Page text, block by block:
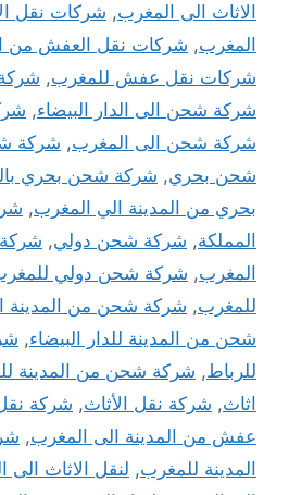
الاثاث الى المغرب, شركات نقل
المغرب, شركات نقل العفش من
شركات نقل عفش للمغرب,
شركة شحن الى الدار البيضاء,
شركة شحن الى المغرب, شركة
شحن بحري, شركة شحن بحري
بحري من المدينة الي المغرب,
المملكة, شركة شحن دولي,
المغرب, شركة شحن دولي
للمغرب, شركة شحن من المدينة
شحن من المدينة للدار البيضاء,
للرباط, شركة شحن من المدينة
اثاث, شركة نقل الأثاث, شركة
عفش من المدينة الى المغرب,
المدينة للمغرب, لنقل الاثاث الى